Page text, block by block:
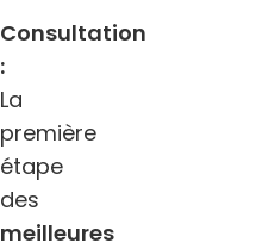
Consultation
:
La
première
étape
des
meilleures